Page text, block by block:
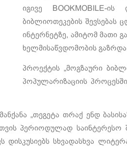
იგივე BOOKMOBILE-
ბიბლიოთეკების შევსებას
ინტერნეტზე, ამიტომ მათი
ხელმისაწვდომობის
პროექტის „მოგზაური
პოპულარიზაციის
„თეგეტა თრაქ ენდ
პერიოდულად საინტერესო
დისკუსიებს სხვადასხვა